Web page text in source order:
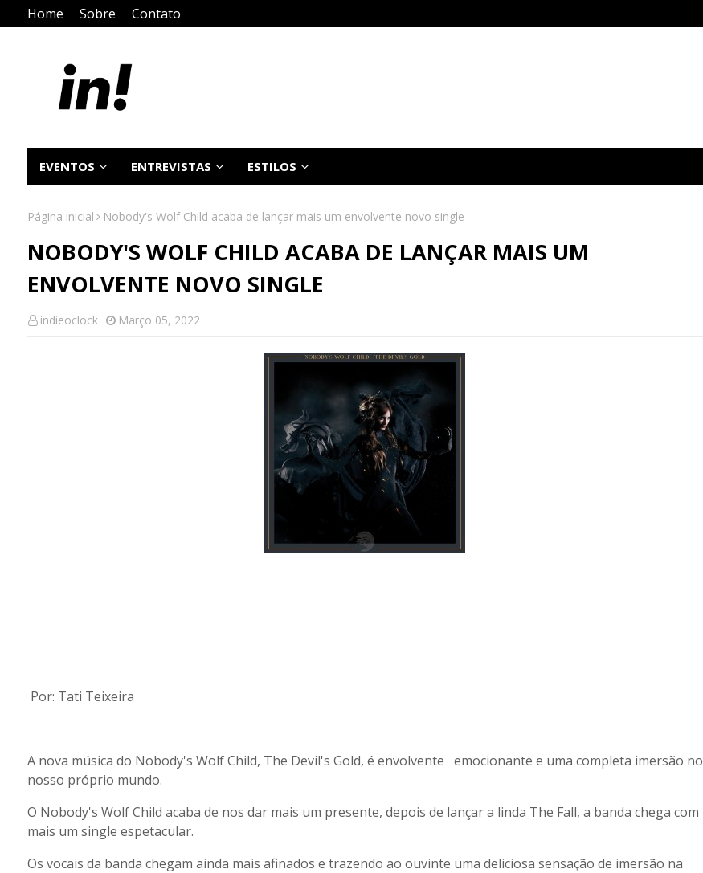
Home Sobre Contato
EVENTOS ENTREVISTAS ESTILOS
Página inicial Nobody's Wolf Child acaba de lançar mais um envolvente novo single
NOBODY'S WOLF CHILD ACABA DE LANÇAR MAIS UM
ENVOLVENTE NOVO SINGLE
indieoclock Março 05, 2022
Por: Tati Teixeira
A nova música do Nobody's Wolf Child, The Devil's Gold, é envolvente emocionante e uma completa imersão no
nosso próprio mundo.
O Nobody's Wolf Child acaba de nos dar mais um presente, depois de lançar a linda The Fall, a banda chega com
mais um single espetacular.
Os vocais da banda chegam ainda mais afinados e trazendo ao ouvinte uma deliciosa sensação de imersão na